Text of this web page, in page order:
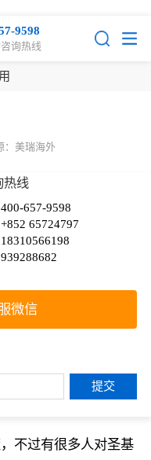
9598
询热线
：美瑞海外
热线
400-657-9598
+852 65724797
18310566198
939288682
微信
提交
不过有很多人对圣基